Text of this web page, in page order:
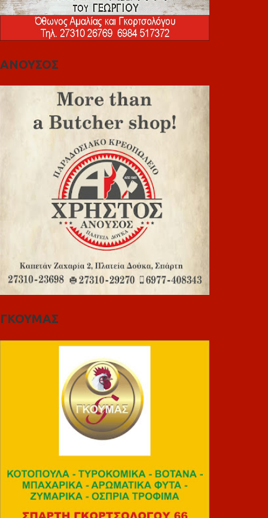
ΑΝΟΥΣΟΣ
ΓΚΟΥΜΑΣ